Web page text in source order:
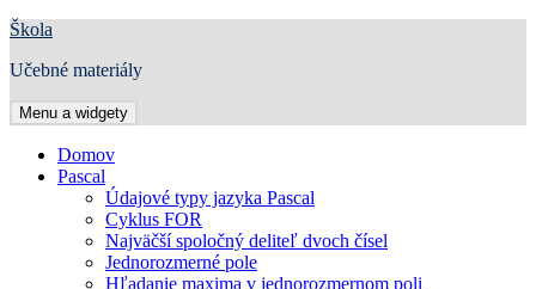
Preskočiť
obsah
Škola
Učebné materiály
Menu a widgety
Domov
Pascal
Údajové typy jazyka Pascal
Cyklus FOR
Najväčší spoločný deliteľ dvoch čísel
Jednorozmerné pole
Hľadanie maxima v jednorozmernom poli